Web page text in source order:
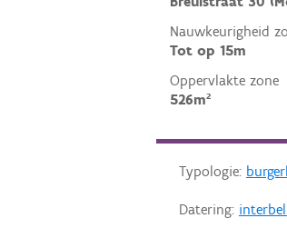
Nauwkeurigheid
Tot op 15m
Oppervlakte zone
526m²
Typologie:
Datering: